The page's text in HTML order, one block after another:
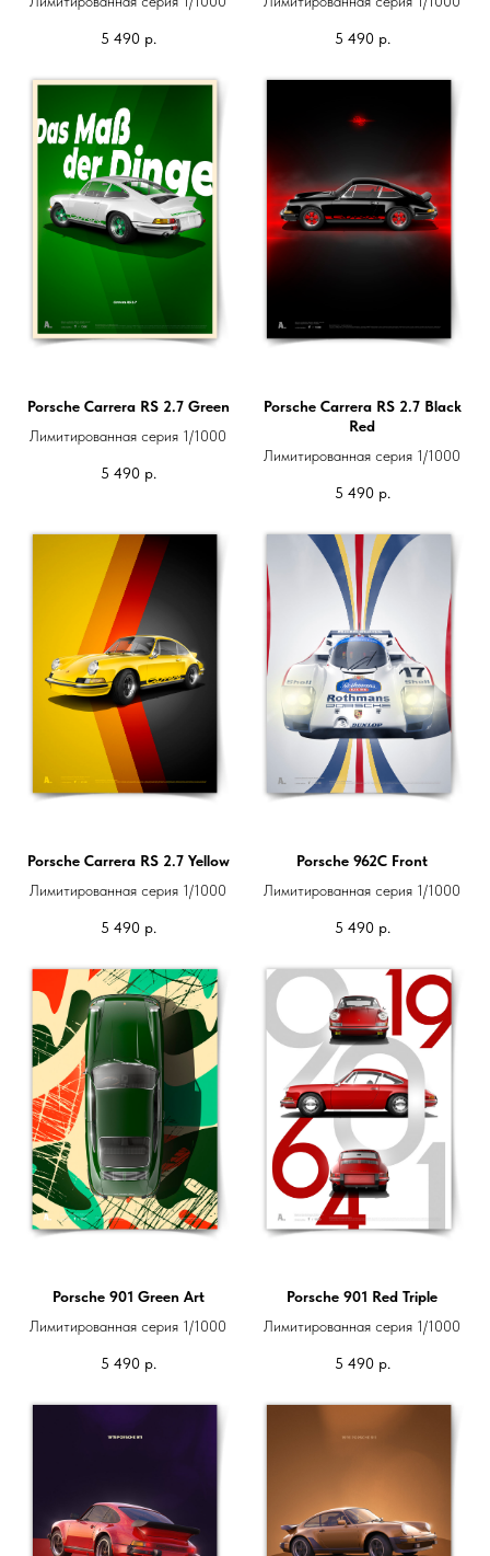
5 490 р. 5 490 р.
Porsche Carrera RS 2.7 Green
Лимитированная серия 1/1000
5 490 р.
Porsche Carrera RS 2.7 Black
Red
Лимитированная серия 1/1000
5 490 р.
Porsche Carrera RS 2.7 Yellow
Лимитированная серия 1/1000
5 490 р.
Porsche 962C Front
Лимитированная серия 1/1000
5 490 р.
Porsche 901 Green Art
Лимитированная серия 1/1000
5 490 р.
Porsche 901 Red Triple
Лимитированная серия 1/1000
5 490 р.